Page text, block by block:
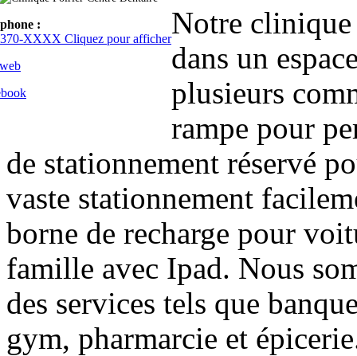
:
XXXX Cliquez pour afficherNotre clinique
dans un
plusieurs
rampe pour
de stationnement réservé
vaste stationnement
borne de recharge pour
famille avec Ipad. Nous
des services tels que
gym, pharmarcie et